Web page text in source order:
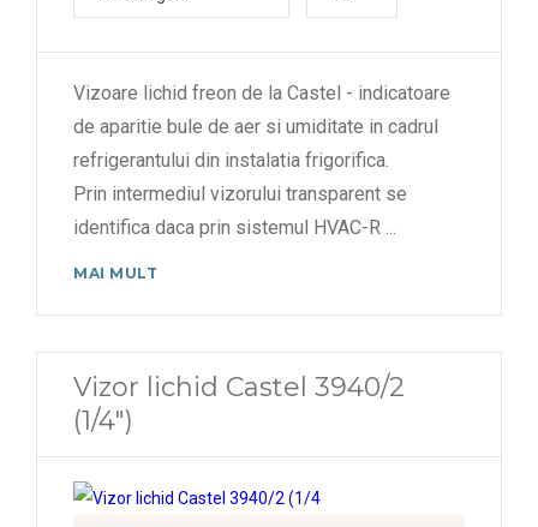
Vizoare lichid freon de la Castel - indicatoare
de aparitie bule de aer si umiditate in cadrul
refrigerantului din instalatia frigorifica.
Prin intermediul vizorului transparent se
identifica daca prin sistemul HVAC-R
MAI MULT
Vizor lichid Castel 3940/2
(1/4")